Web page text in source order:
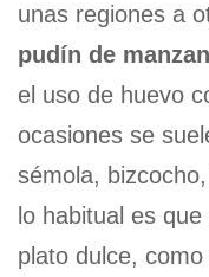
unas regiones a
pudín de
el uso de huevo
ocasiones se
sémola,
lo habitual es
plato dulce,